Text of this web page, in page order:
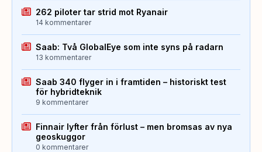
262 piloter tar strid mot Ryanair
14 kommentarer
Saab: Två GlobalEye som inte syns på radarn
13 kommentarer
Saab 340 flyger in i framtiden – historiskt test
för hybridteknik
9 kommentarer
Finnair lyfter från förlust – men bromsas av nya
geoskuggor
0 kommentarer